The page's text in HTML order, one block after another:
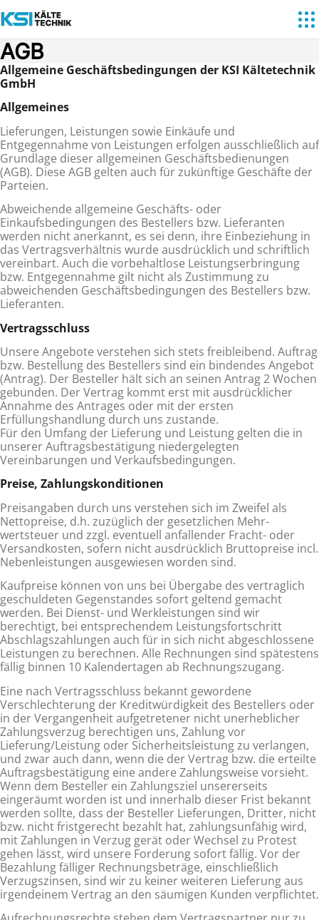
AGB
Allgemeine Geschäftsbedingungen der KSI Kältetechnik
GmbH
Allgemeines
Lieferungen, Leistungen sowie Einkäufe und
Entgegennahme von Leistungen erfolgen ausschließlich auf
Grundlage dieser allgemeinen Geschäftsbedienungen
(AGB). Diese AGB gelten auch für zukünftige Ge­schäfte der
Parteien.
Abweichende allgemeine Geschäfts- oder
Einkaufsbedingungen des Bestellers bzw. Lieferanten
werden nicht anerkannt, es sei denn, ihre Einbeziehung in
das Vertragsverhältnis wurde ausdrücklich und schrift­lich
vereinbart. Auch die vorbehaltlose Leistungserbringung
bzw. Entgegennahme gilt nicht als Zustim­mung zu
abweichenden Geschäftsbedingungen des Bestellers bzw.
Lieferanten.
Vertragsschluss
Unsere Angebote verstehen sich stets freibleibend. Auftrag
bzw. Bestellung des Bestellers sind ein bin­dendes Angebot
(Antrag). Der Besteller hält sich an seinen Antrag 2 Wochen
gebunden. Der Vertrag kommt erst mit ausdrücklicher
Annahme des Antrages oder mit der ersten
Erfüllungshandlung durch uns zustande.
Für den Umfang der Lieferung und Leistung gelten die in
unserer Auftragsbestätigung niedergelegten
Vereinbarungen und Verkaufsbedingungen.
Preise, Zahlungskonditionen
Preisangaben durch uns verstehen sich im Zweifel als
Nettopreise, d.h. zuzüglich der gesetzlichen Mehr­
wertsteuer und zzgl. eventuell anfallender Fracht- oder
Versandkosten, sofern nicht ausdrücklich Brutto­preise incl.
Nebenleistungen ausgewiesen worden sind.
Kaufpreise können von uns bei Übergabe des vertraglich
geschuldeten Gegenstandes sofort geltend ge­macht
werden. Bei Dienst- und Werkleistungen sind wir
berechtigt, bei entsprechendem Leistungsfort­schritt
Abschlagszahlungen auch für in sich nicht abgeschlossene
Leistungen zu berechnen. Alle Rech­nungen sind spätestens
fällig binnen 10 Kalendertagen ab Rechnungszugang.
Eine nach Vertragsschluss bekannt gewordene
Verschlechterung der Kreditwürdigkeit des Bestellers oder
in der Vergangenheit aufgetretener nicht unerheblicher
Zahlungsverzug berechtigen uns, Zahlung vor
Lieferung/Leistung oder Sicherheitsleistung zu verlangen,
und zwar auch dann, wenn die der Vertrag bzw. die erteilte
Auftragsbestätigung eine andere Zahlungsweise vorsieht.
Wenn dem Besteller ein Zah­lungsziel unsererseits
eingeräumt worden ist und innerhalb dieser Frist bekannt
werden sollte, dass der Besteller Lieferungen, Dritter, nicht
bzw. nicht fristgerecht bezahlt hat, zahlungsunfähig wird,
mit Zahlun­gen in Verzug gerät oder Wechsel zu Protest
gehen lässt, wird unsere Forderung sofort fällig. Vor der
Be­zahlung fälliger Rechnungsbeträge, einschließlich
Verzugszinsen, sind wir zu keiner weiteren Lieferung aus
irgendeinem Vertrag an den säumigen Kunden verpflichtet.